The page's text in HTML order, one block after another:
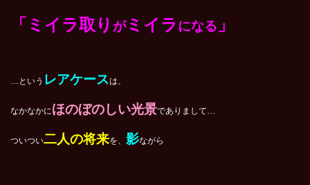
「ミイラ取り がミイラ になる 」
…という レアケースは、
なかなかにほのぼのしい光景でありまして…
ついつい二人の将来を、 影ながら